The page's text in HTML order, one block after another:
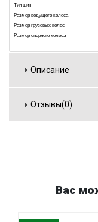
Тип шин
Размер ведущего колеса
Размер грузовых колес
Размер опорного колеса
Описание
Отзывы(0)
Вас